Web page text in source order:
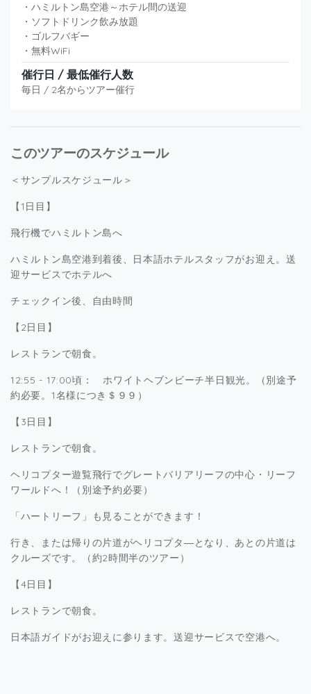
・ハミルトン島空港～ホテル間の送迎
・ソフトドリンク飲み放題
・ゴルフバギー
・無料WiFi
催行日 / 最低催行人数
毎日 / 2名からツアー催行
このツアーのスケジュール
＜サンプルスケジュール＞
【1日目】
飛行機でハミルトン島へ
ハミルトン島空港到着後、日本語ホテルスタッフがお迎え。送
迎サービスでホテルへ
チェックイン後、自由時間
【2日目】
レストランで朝食。
12:55 - 17:00頃： ホワイトヘブンビーチ半日観光。（別途予
約必要。1名様につき＄９９）
【3日目】
レストランで朝食。
ヘリコプター遊覧飛行でグレートバリアリーフの中心・リーフ
ワールドへ！（別途予約必要）
「ハートリーフ」も見ることができます！
行き、または帰りの片道がヘリコプタ―となり、あとの片道は
クルーズです。（約2時間半のツアー）
【4日目】
レストランで朝食。
日本語ガイドがお迎えに参ります。送迎サービスで空港へ。